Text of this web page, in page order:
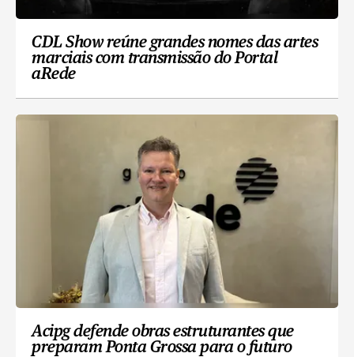
CDL Show reúne grandes nomes das artes
marciais com transmissão do Portal
aRede
Acipg defende obras estruturantes que
preparam Ponta Grossa para o futuro